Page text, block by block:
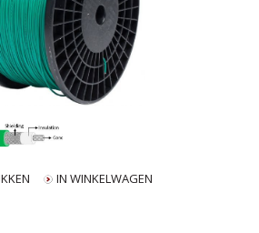
IN WINKELWAGEN